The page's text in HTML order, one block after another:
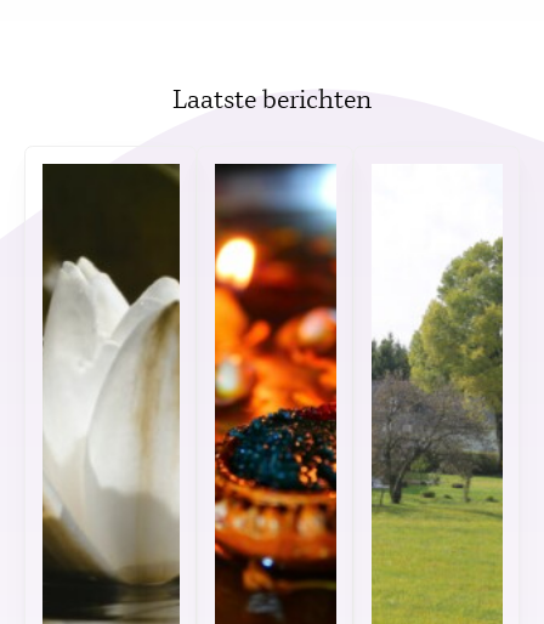
Laatste berichten